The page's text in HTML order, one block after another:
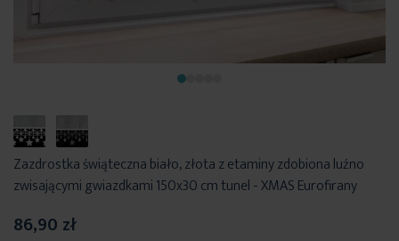
Zazdrostka świąteczna biało, złota z etaminy zdobiona luźno
zwisającymi gwiazdkami 150x30 cm tunel - XMAS Eurofirany
86,90 zł